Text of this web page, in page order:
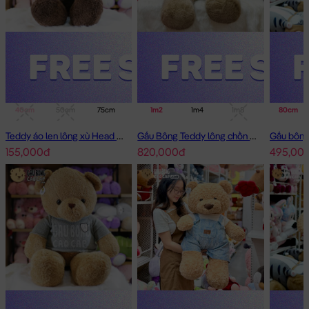
75cm 1m 1m4
Teddy áo len lông xù Head and Tales
155,000đ
1m2 1m4
Gấu Bông Teddy lông chồn cao cấp
820,000đ
80cm